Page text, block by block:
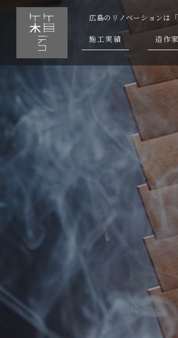
広島のリノベーションは
施工実績 造作